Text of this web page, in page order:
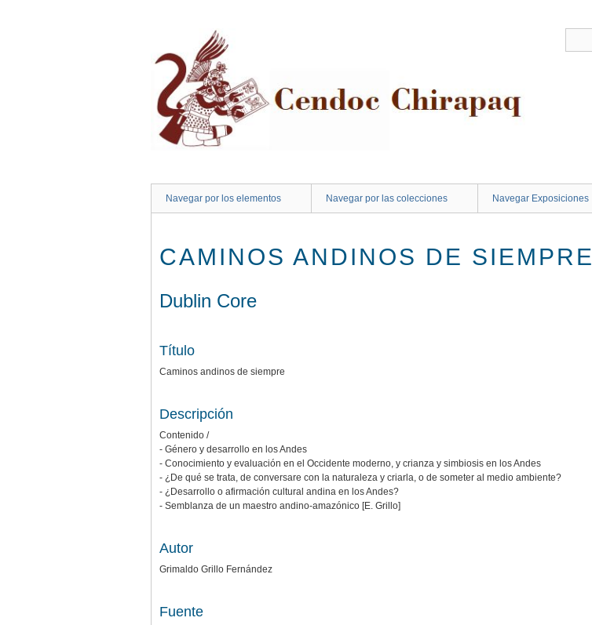
Navegar por los elementos Navegar por las colecciones Navegar Exposiciones
CAMINOS ANDINOS DE SIEMPRE
Dublin Core
Título
Caminos andinos de siempre
Descripción
Contenido /
- Género y desarrollo en los Andes
- Conocimiento y evaluación en el Occidente moderno, y crianza y simbiosis en los Andes
- ¿De qué se trata, de conversare con la naturaleza y criarla, o de someter al medio ambiente?
- ¿Desarrollo o afirmación cultural andina en los Andes?
- Semblanza de un maestro andino-amazónico [E. Grillo]
Autor
Grimaldo Grillo Fernández
Fuente